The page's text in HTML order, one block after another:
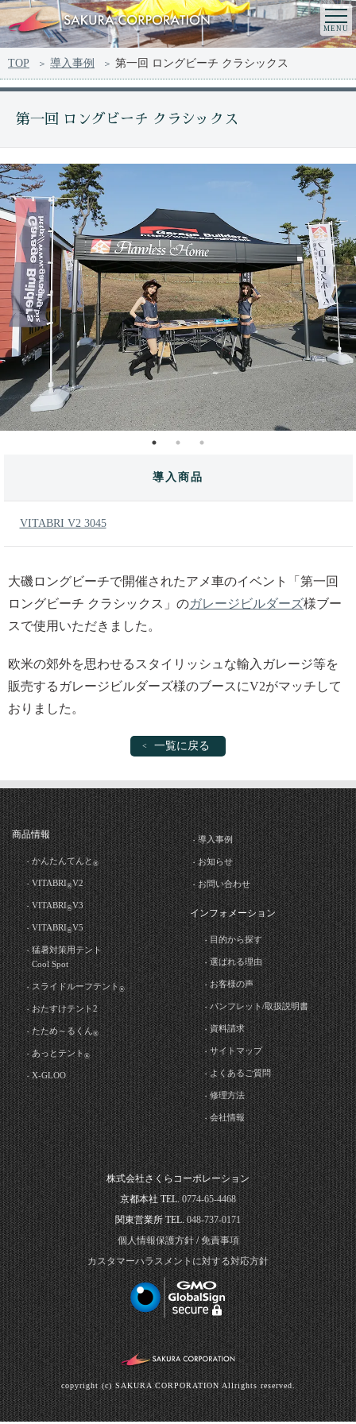
TOP 導入事例 第一回 ロングビーチ クラシックス
第一回 ロングビーチ クラシックス
導入商品
VITABRI V2 3045
大磯ロングビーチで開催されたアメ車のイベント「第一回
ロングビーチ クラシックス」のガレージビルダーズ様ブー
スで使用いただきました。
欧米の郊外を思わせるスタイリッシュな輸入ガレージ等を
販売するガレージビルダーズ様のブースにV2がマッチして
おりました。
一覧に戻る
商品情報
かんたんてんと®
VITABRI®V2
VITABRI®V3
VITABRI®V5
猛暑対策用テント
Cool Spot
スライドルーフテント®
おたすけテント2
たため～るくん®
あっとテント®
X-GLOO
導入事例
お知らせ
お問い合わせ
インフォメーション
目的から探す
選ばれる理由
お客様の声
パンフレット/取扱説明書
資料請求
サイトマップ
よくあるご質問
修理方法
会社情報
株式会社さくらコーポレーション
京都本社 TEL.0774-65-4468
関東営業所 TEL.048-737-0171
個人情報保護方針/免責事項
カスタマーハラスメントに対する対応方針
copyright (c) SAKURA CORPORATION Allrights reserved.